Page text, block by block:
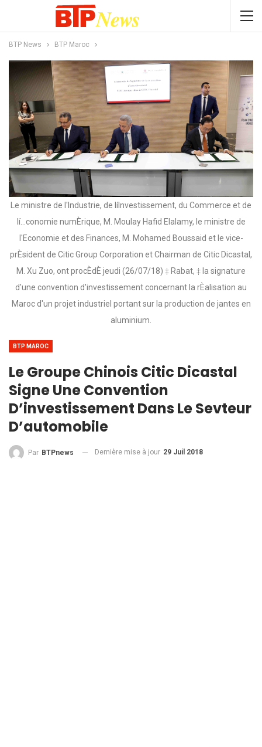
BTP News BTP Maroc
Le ministre de l'Industrie, de líInvestissement, du Commerce et de
lí…conomie numÈrique, M. Moulay Hafid Elalamy, le ministre de
l'Economie et des Finances, M. Mohamed Boussaid et le vice-
prÈsident de Citic Group Corporation et Chairman de Citic Dicastal,
M. Xu Zuo, ont procÈdÈ jeudi (26/07/18) ‡ Rabat, ‡ la signature
d'une convention d'investissement concernant la rÈalisation au
Maroc d'un projet industriel portant sur la production de jantes en
aluminium.
BTP MAROC
Le Groupe Chinois Citic Dicastal
Signe Une Convention
D’investissement Dans Le Sevteur
D’automobile
Par BTPnews Dernière mise à jour 29 Juil 2018